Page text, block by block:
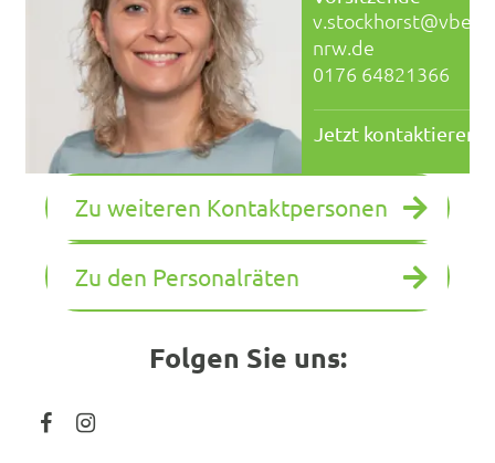
v.stockhorst@vbe-
nrw.de
0176 64821366
Jetzt kontaktieren
Zu weiteren Kontaktpersonen
Zu den Personalräten
Folgen Sie uns:
FacebookInstagram